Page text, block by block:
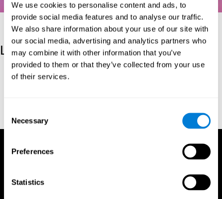
We use cookies to personalise content and ads, to
provide social media features and to analyse our traffic.
We also share information about your use of our site with
our social media, advertising and analytics partners who
may combine it with other information that you’ve
provided to them or that they’ve collected from your use
of their services.
Selection
Necessary
Preferences
Statistics
Les références
Kaplan, E., Goodglass, H., Weintraub, S. (1983). Boston Naming
Test. Philadelphia: Lea & Febiger.
TX: Psychological Corporation.